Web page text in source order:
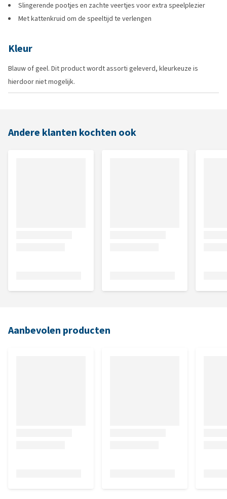
Slingerende pootjes en zachte veertjes voor extra speelplezier
Met kattenkruid om de speeltijd te verlengen
Kleur
Blauw of geel. Dit product wordt assorti geleverd, kleurkeuze is
hierdoor niet mogelijk.
Andere klanten kochten ook
Aanbevolen producten